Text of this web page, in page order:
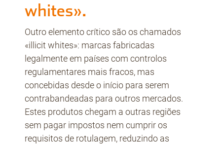
whites».
Outro elemento crítico são os chamados
«illicit whites»: marcas fabricadas
legalmente em países com controlos
regulamentares mais fracos, mas
concebidas desde o início para serem
contrabandeadas para outros mercados.
Estes produtos chegam a outras regiões
sem pagar impostos nem cumprir os
requisitos de rotulagem, reduzindo as